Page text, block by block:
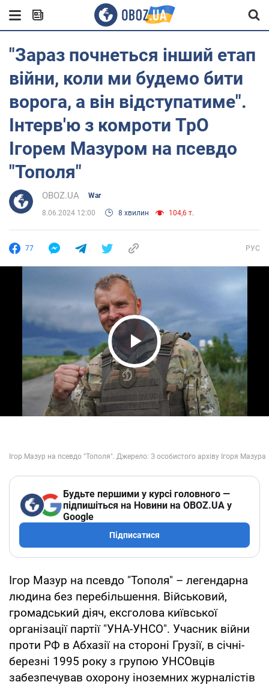
"Зараз почнеться інший етап
війни, коли ми будемо бити
ворога, а він відступатиме".
Інтерв'ю з комроти ТрО
Ігорем Мазуром на псевдо
"Тополя"
OBOZ.UA War
8.06.2024 12:00 8 хвилин 104,6 т.
77 РУС
Play Video
Будьте першими у курсі головного —
підпишіться на Новини на OBOZ.UA у
Google
Підписатися
Ігор Мазур на псевдо "Тополя" – легендарна
людина без перебільшення. Військовий,
громадський діяч, ексголова київської
організації партії "УНА-УНСО". Учасник війни
проти РФ в Абхазії на стороні Грузії, в січні-
березні 1995 року з групою УНСОвців
забезпечував охорону іноземних журналістів